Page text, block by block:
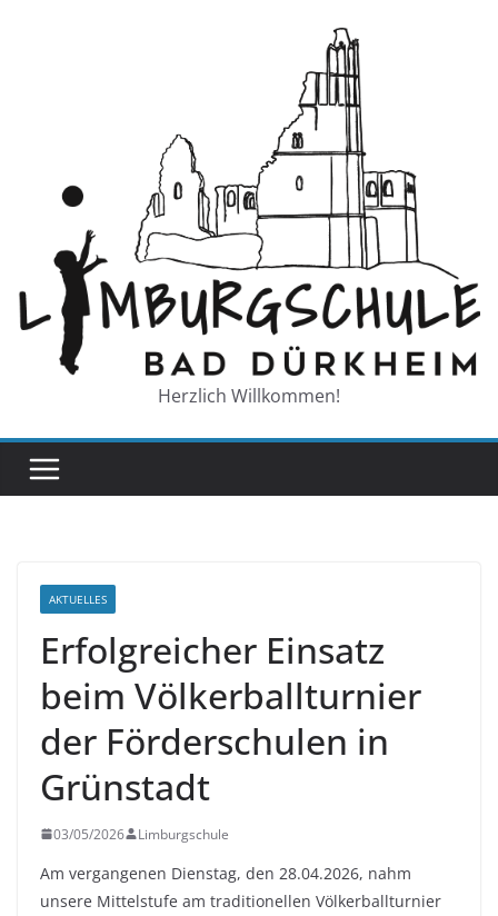
Herzlich Willkommen!
AKTUELLES
Erfolgreicher Einsatz
beim Völkerballturnier
der Förderschulen in
Grünstadt
03/05/2026 Limburgschule
Am vergangenen Dienstag, den 28.04.2026, nahm
unsere Mittelstufe am traditionellen Völkerballturnier